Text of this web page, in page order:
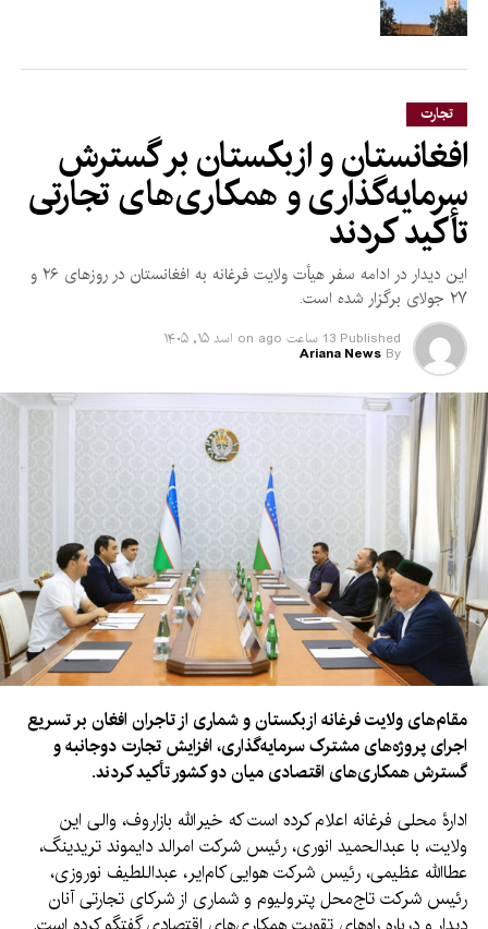
تجارت
افغانستان و ازبکستان بر گسترش
سرمایه‌گذاری و همکاری‌های تجارتی
تأکید کردند
این دیدار در ادامه سفر هیأت ولایت فرغانه به افغانستان در روزهای ۲۶ و
۲۷ جولای برگزار شده است.
Published 13 ساعت ago on اسد ۱۵, ۱۴۰۵
By
Ariana News
مقام‌های ولایت فرغانه ازبکستان و شماری از تاجران افغان بر تسریع
اجرای پروژه‌های مشترک سرمایه‌گذاری، افزایش تجارت دوجانبه و
گسترش همکاری‌های اقتصادی میان دو کشور تأکید کردند.
ادارۀ محلی فرغانه اعلام کرده است که خیرالله بازاروف، والی این
ولایت، با عبدالحمید انوری، رئیس شرکت امرالد دایموند تریدینگ،
عطاالله عظیمی، رئیس شرکت هوایی کام‌ایر، عبداللطیف نوروزی،
رئیس شرکت تاج‌محل پترولیوم و شماری از شرکای تجارتی آنان